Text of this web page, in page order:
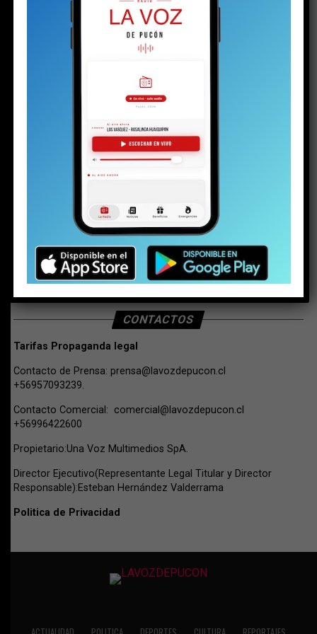
BUSCAR
CONTACTOS
Tarifas Propaganda legal
Contacto de Prensa: prensa@lavozdepucon.cl
+56957093239.
Contacto Comercial: comercial@lavozdepucon.cl
+56996422600
Propietario:Una Voz Multimedios SpA.
Director Ejecutivo(Representante Legal Titular y Director
Responsable):Esteban Hernández Valderrama
Politica de Privacidad